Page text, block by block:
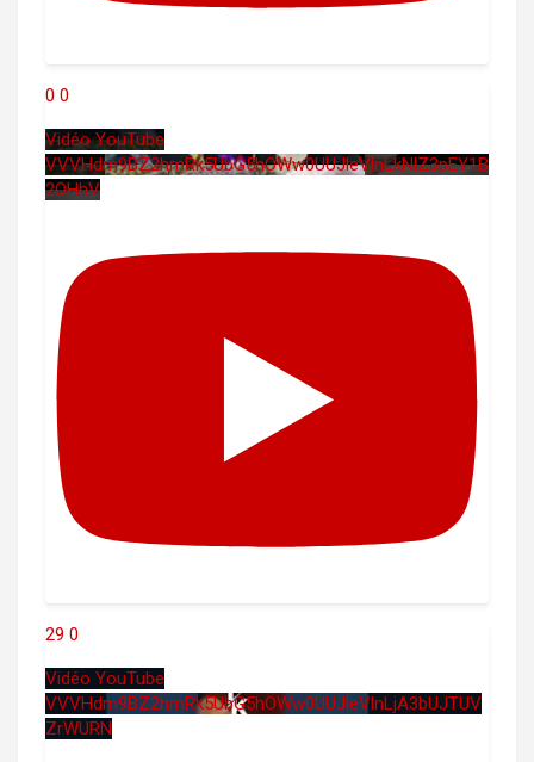
0 0
Vidéo YouTube
VVVHdm9BZ2hmRk5UbG5hOWw0UUJleVlnLkNlZ3pEY1B
2OHhV
29 0
Vidéo YouTube
VVVHdm9BZ2hmRk5UbG5hOWw0UUJleVlnLjA3bUJTUV
ZrWURN